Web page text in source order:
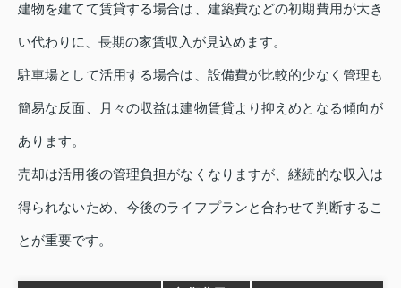
建物を建てて賃貸する場合は、建築費などの初期費用が大き
い代わりに、長期の家賃収入が見込めます。
駐車場として活用する場合は、設備費が比較的少なく管理も
簡易な反面、月々の収益は建物賃貸より抑えめとなる傾向が
あります。
売却は活用後の管理負担がなくなりますが、継続的な収入は
得られないため、今後のライフプランと合わせて判断するこ
とが重要です。